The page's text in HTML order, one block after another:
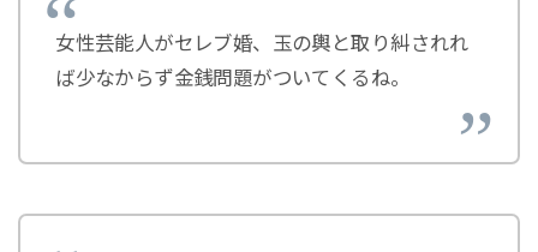
女性芸能人がセレブ婚、玉の輿と取り糾されれ
ば少なからず金銭問題がついてくるね。